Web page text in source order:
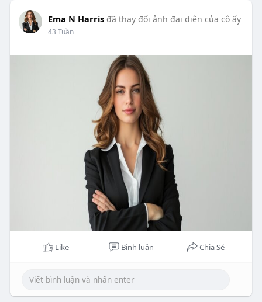
Ema N Harris đã thay đổi ảnh đại diện của cô ấy
43 Tuần
Like Bình luận Chia Sẻ